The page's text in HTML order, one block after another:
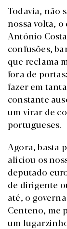
Todavia, não
nossa volta, o
António
confusões,
que reclama
fora de
fazer em
constante
um virar de
portugueses.
Agora, basta
aliciou os
deputado
de dirigente
até, o
Centeno, me
um